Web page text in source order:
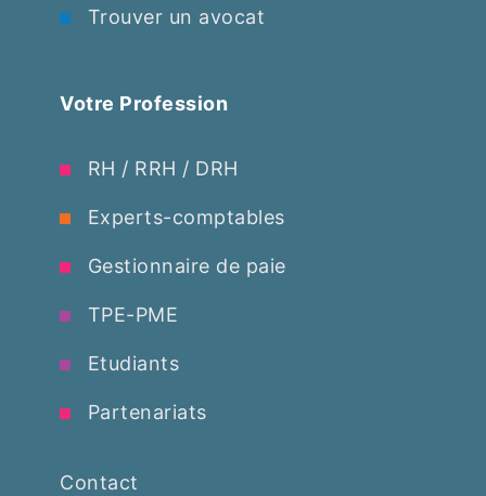
Trouver un avocat
Votre Profession
RH / RRH / DRH
Experts-comptables
Gestionnaire de paie
TPE-PME
Etudiants
Partenariats
Contact